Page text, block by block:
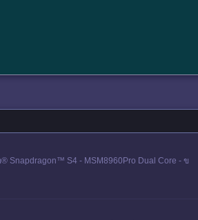
Snapdragon™ S4 - MSM8960Pro Dual Core - ข